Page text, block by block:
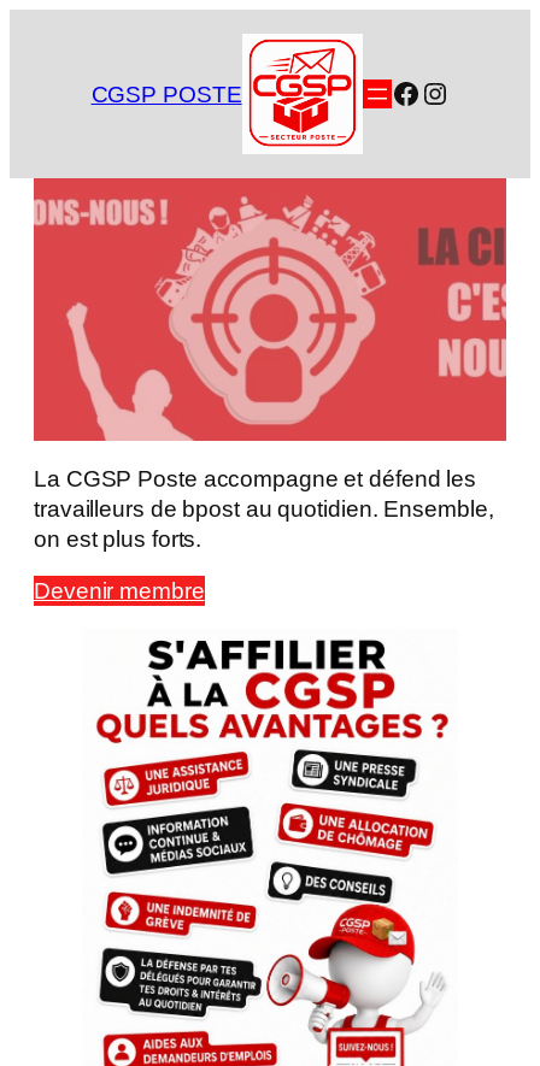
CGSP POSTE Facebook
La CGSP Poste accompagne et défend les
travailleurs de bpost au quotidien. Ensemble,
on est plus forts.
Devenir membre